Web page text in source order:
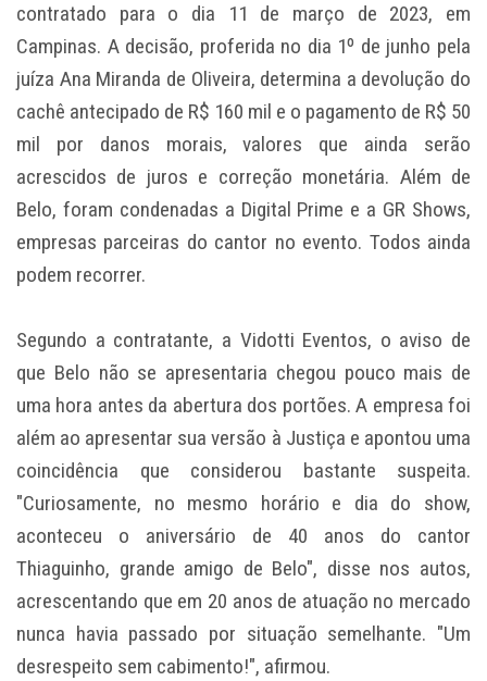
contratado para o dia 11 de março de 2023, em
Campinas. A decisão, proferida no dia 1º de junho pela
juíza Ana Miranda de Oliveira, determina a devolução do
cachê antecipado de R$ 160 mil e o pagamento de R$ 50
mil por danos morais, valores que ainda serão
acrescidos de juros e correção monetária. Além de
Belo, foram condenadas a Digital Prime e a GR Shows,
empresas parceiras do cantor no evento. Todos ainda
podem recorrer.
Segundo a contratante, a Vidotti Eventos, o aviso de
que Belo não se apresentaria chegou pouco mais de
uma hora antes da abertura dos portões. A empresa foi
além ao apresentar sua versão à Justiça e apontou uma
coincidência que considerou bastante suspeita.
"Curiosamente, no mesmo horário e dia do show,
aconteceu o aniversário de 40 anos do cantor
Thiaguinho, grande amigo de Belo", disse nos autos,
acrescentando que em 20 anos de atuação no mercado
nunca havia passado por situação semelhante. "Um
desrespeito sem cabimento!", afirmou.